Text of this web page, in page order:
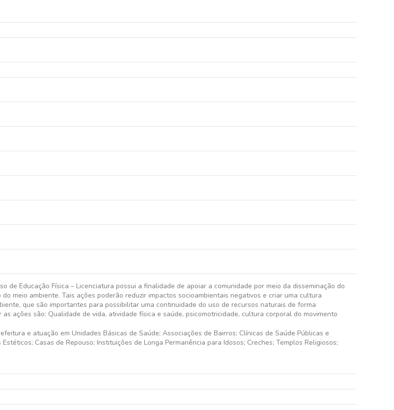
Educação Física – Licenciatura possui a finalidade de apoiar a comunidade por meio da disseminação do
meio ambiente. Tais ações poderão reduzir impactos socioambientais negativos e criar uma cultura
que são importantes para possibilitar uma continuidade do uso de recursos naturais de forma
ações são: Qualidade de vida, atividade física e saúde, psicomotricidade, cultura corporal do movimento
e atuação em Unidades Básicas de Saúde; Associações de Bairros; Clínicas de Saúde Públicas e
Casas de Repouso; Instituições de Longa Permanência para Idosos; Creches; Templos Religiosos;